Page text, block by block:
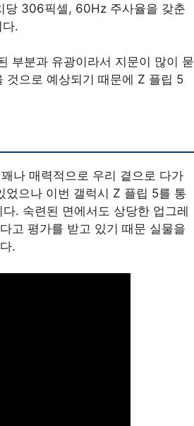
당 306픽셀, 60Hz 주사율을 갖춘
.
부분과 유광이라서 지문이 많이 묻
것으로 예상되기 때문에 Z 플립 5
나 매력적으로 우리 곁으로 다가
으나 이번 갤럭시 Z 플립 5를 통
. 숙련된 면에서도 상당한 업그레
고 평가를 받고 있기 때문 실물을
.